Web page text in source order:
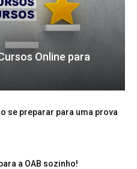
Online para
se preparar para uma prova
a OAB sozinho!